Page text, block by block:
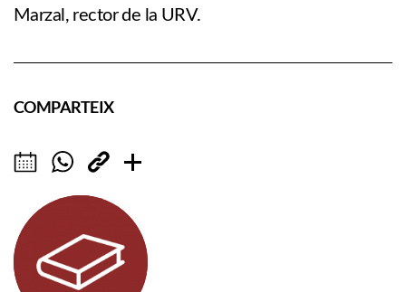
Marzal, rector de la URV.
COMPARTEIX